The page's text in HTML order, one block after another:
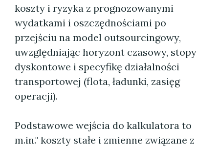
koszty i ryzyka z prognozowanymi
wydatkami i oszczędnościami po
przejściu na model outsourcingowy,
uwzględniając horyzont czasowy, stopy
dyskontowe i specyfikę działalności
transportowej (flota, ładunki, zasięg
operacji).
Podstawowe wejścia do kalkulatora to
m.in." koszty stałe i zmienne związane z